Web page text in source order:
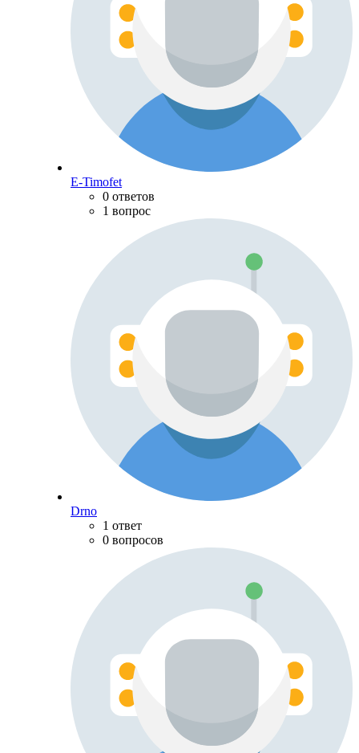
E-Timofet
0 ответов
1 вопрос
Drno
1 ответ
0 вопросов